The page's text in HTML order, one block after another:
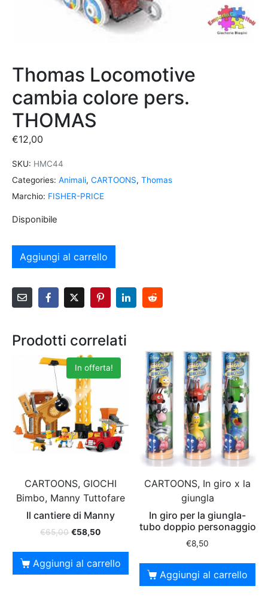
Thomas Locomotive
cambia colore pers.
THOMAS
€12,00
SKU: HMC44
Categories: Animali, CARTOONS, Thomas
Marchio: FISHER-PRICE
Disponibile
Aggiungi al carrello
Prodotti correlati
In offerta!
CARTOONS, GIOCHI
Bimbo, Manny Tuttofare
Il cantiere di Manny
€65,00 €58,50
Aggiungi al carrello
CARTOONS, In giro x la
giungla
In giro per la giungla-
tubo doppio personaggio
€8,50
Aggiungi al carrello